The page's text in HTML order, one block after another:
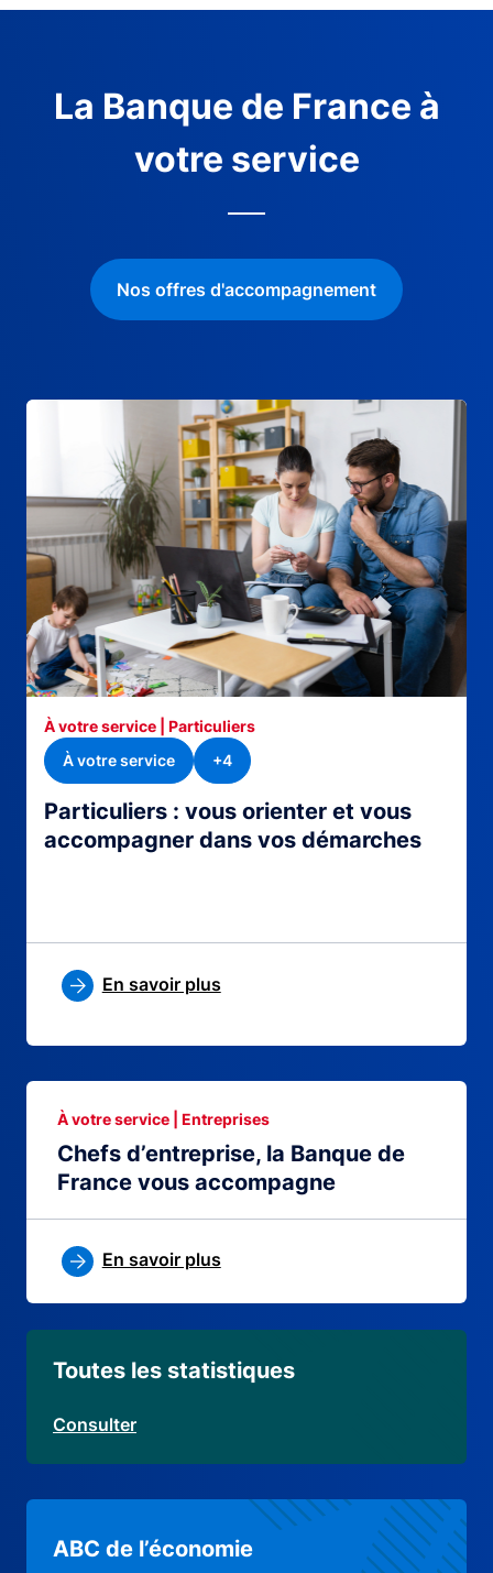
La Banque de France à
votre service
Nos offres d'accompagnement
Particuliers : vous orienter et vous
accompagner dans vos démarches
À votre service | Particuliers
À votre service
+4
En savoir plus
Chefs d’entreprise, la Banque de
France vous accompagne
À votre service | Entreprises
En savoir plus
Toutes les statistiques
Consulter
ABC de l’économie